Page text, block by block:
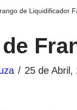
de Liquidificador
25 de Abril,